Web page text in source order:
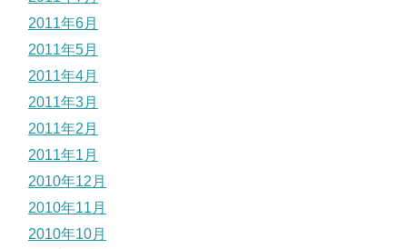
2011年6月
2011年5月
2011年4月
2011年3月
2011年2月
2011年1月
2010年12月
2010年11月
2010年10月